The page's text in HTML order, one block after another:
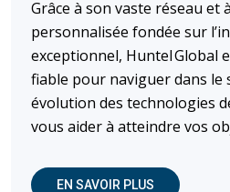
Grâce à son vaste réseau et
personnalisée fondée sur
exceptionnel, Huntel Global
fiable pour naviguer dans le
évolution des technologies
vous aider à atteindre vos
EN SAVOIR PLUS (OUVRE